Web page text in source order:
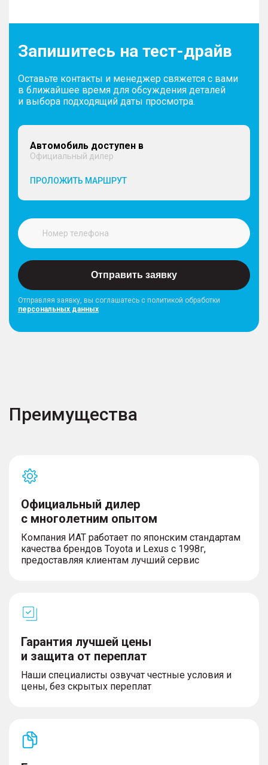
Запишитесь на тест-драйв
Оставьте контакты и менеджер свяжется с вами
в ближайшее время для обсуждения деталей
и выбора подходящий даты просмотра.
Автомобиль доступен в
Официальный дилер
ПРОЛОЖИТЬ МАРШРУТ
Отправить заявку
Отправляя заявку, вы соглашатесь с политикой обработки
персональных данных
Преимущества
Официальный дилер
с многолетним опытом
Компания ИАТ работает по японским стандартам
качества брендов Toyota и Lexus с 1998г,
предоставляя клиентам лучший сервис
Гарантия лучшей цены
и защита от переплат
Наши специалисты озвучат честные условия и
цены, без скрытых переплат